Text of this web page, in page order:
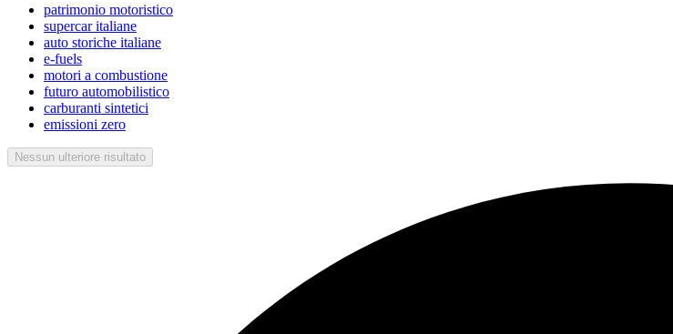
patrimonio motoristico
supercar italiane
auto storiche italiane
e-fuels
motori a combustione
futuro automobilistico
carburanti sintetici
emissioni zero
Nessun ulteriore risultato